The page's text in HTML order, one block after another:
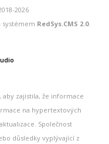
2026
systémem RedSys.CMS 2.0.
zajistila, že informace
na hypertextových
Společnost
důsledky vyplývající z